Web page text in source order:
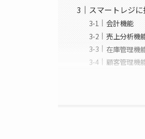
スマートレジ
会計機能
売上分析機
在庫管理機
顧客管理機